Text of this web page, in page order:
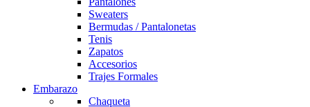
Sweaters
Bermudas / Pantalonetas
Tenis
Zapatos
Accesorios
Trajes Formales
Embarazo
Chaqueta